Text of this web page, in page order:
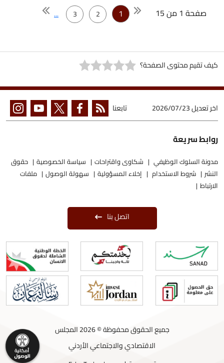
صفحة 1 من 15 1
2
3
...
كيف تقيم محتوى الصفحة؟
اخر تعديل2026/07/23 تابعنا
روابط سريعة
مدونة السلوك الوظيفي شكاوى واقتراحات سياسة الخصوصية
حقوق
النشر
شروط الاستخدام إخلاء المسؤولية سهولة الوصول
ملفات
الارتباط
اتصل بنا
جميع الحقوق محفوظة © 2026 المجلس
الاقتصادي والاجتماعي الأردني